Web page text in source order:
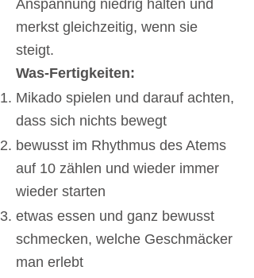
Anspannung niedrig halten und
merkst gleichzeitig, wenn sie
steigt.
Was-Fertigkeiten:
Mikado spielen und darauf achten,
dass sich nichts bewegt
bewusst im Rhythmus des Atems
auf 10 zählen und wieder immer
wieder starten
etwas essen und ganz bewusst
schmecken, welche Geschmäcker
man erlebt